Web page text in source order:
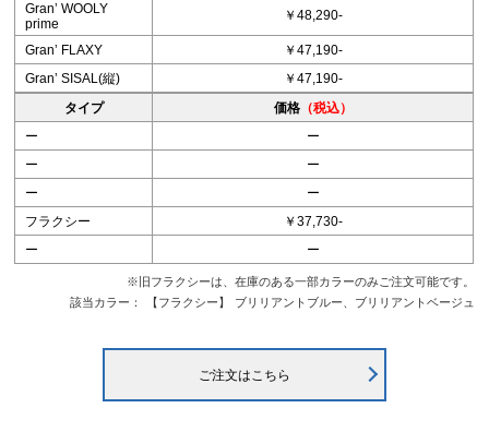
Granʼ WOOLY
prime
￥48,290-
Granʼ FLAXY
￥47,190-
Granʼ SISAL(縦)
￥47,190-
タイプ
価格（税込）
ー
ー
ー
ー
ー
ー
フラクシー
￥37,730-
ー
ー
※旧フラクシーは、在庫のある一部カラーのみご注文可能です。
該当カラー：
【フラクシー】 ブリリアントブルー、ブリリアントベージュ
ご注文はこちら